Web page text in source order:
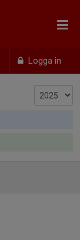
Logga in